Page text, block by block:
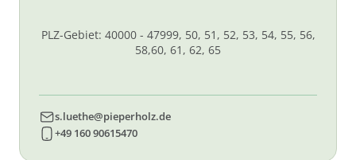
PLZ-Gebiet: 40000 - 47999, 50, 51, 52, 53, 54, 55, 56,
58,60, 61, 62, 65
s.luethe@pieperholz.de
+49 160 90615470